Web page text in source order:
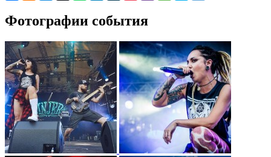
Фотографии события